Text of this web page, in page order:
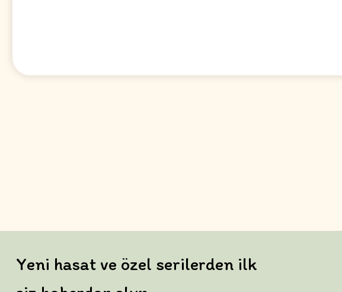
Yeni hasat ve özel serilerden ilk